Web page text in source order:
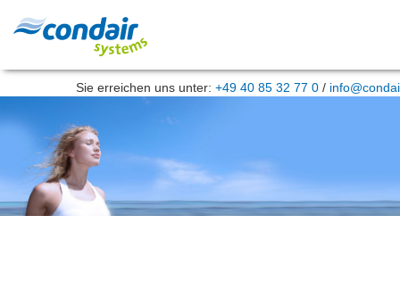
Sie erreichen uns unter: +49 40 85 32 77 0 /